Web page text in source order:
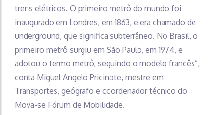
trens elétricos. O primeiro metrô do mundo foi
inaugurado em Londres, em 1863, e era chamado de
underground, que significa subterrâneo. No Brasil, o
primeiro metrô surgiu em São Paulo, em 1974, e
adotou o termo metrô, seguindo o modelo francês”,
conta Miguel Angelo Pricinote, mestre em
Transportes, geógrafo e coordenador técnico do
Mova-se Fórum de Mobilidade.